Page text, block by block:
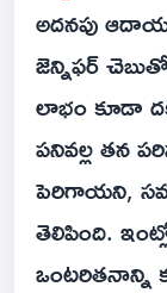
అదనపు
జెన్నిఫర్
లాభం కూడా
పనివల్ల తన
పెరిగాయని,
తెలిపింది.
ఒంటరితనాన్ని